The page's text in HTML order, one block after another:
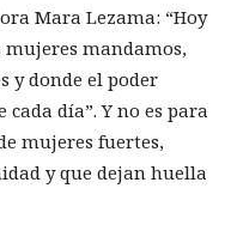
Mara Lezama: “Hoy
mandamos,
y donde el poder
día”. Y no es para
mujeres fuertes,
y que dejan huella